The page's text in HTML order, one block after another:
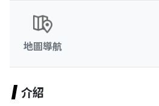
地圖導航
介紹